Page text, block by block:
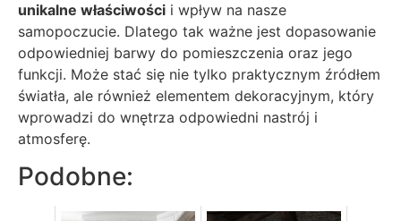
unikalne właściwości i wpływ na nasze
samopoczucie. Dlatego tak ważne jest dopasowanie
odpowiedniej barwy do pomieszczenia oraz jego
funkcji. Może stać się nie tylko praktycznym źródłem
światła, ale również elementem dekoracyjnym, który
wprowadzi do wnętrza odpowiedni nastrój i
atmosferę.
Podobne: